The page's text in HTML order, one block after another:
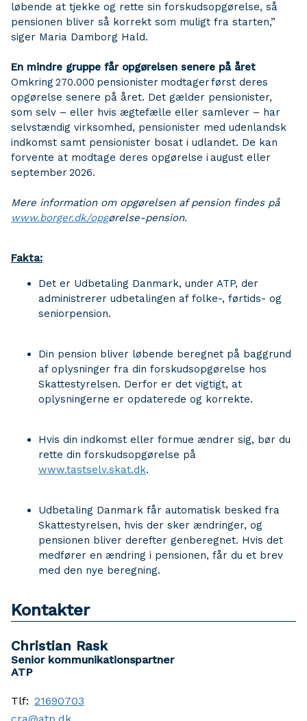
løbende at tjekke og rette sin forskudsopgørelse, så
pensionen bliver så korrekt som muligt fra starten,”
siger Maria Damborg Hald.
En mindre gruppe får opgørelsen senere på året
Omkring 270.000 pensionister modtager først deres
opgørelse senere på året. Det gælder pensionister,
som selv – eller hvis ægtefælle eller samlever – har
selvstændig virksomhed, pensionister med udenlandsk
indkomst samt pensionister bosat i udlandet. De kan
forvente at modtage deres opgørelse i august eller
september 2026.
Mere information om opgørelsen af pension findes på
www.borger.dk/opgørelse-pension.
Fakta:
Det er Udbetaling Danmark, under ATP, der
administrerer udbetalingen af folke-, førtids- og
seniorpension.
Din pension bliver løbende beregnet på baggrund
af oplysninger fra din forskudsopgørelse hos
Skattestyrelsen. Derfor er det vigtigt, at
oplysningerne er opdaterede og korrekte.
Hvis din indkomst eller formue ændrer sig, bør du
rette din forskudsopgørelse på
www.tastselv.skat.dk.
Udbetaling Danmark får automatisk besked fra
Skattestyrelsen, hvis der sker ændringer, og
pensionen bliver derefter genberegnet. Hvis det
medfører en ændring i pensionen, får du et brev
med den nye beregning.
Kontakter
Christian Rask
Senior kommunikationspartner
ATP
Tlf: 21690703